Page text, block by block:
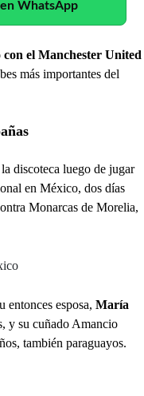
WhatsApp
el Manchester United
más importantes del
discoteca luego de jugar
en México, dos días
Monarcas de Morelia,
entonces esposa, María
y su cuñado Amancio
también paraguayos.